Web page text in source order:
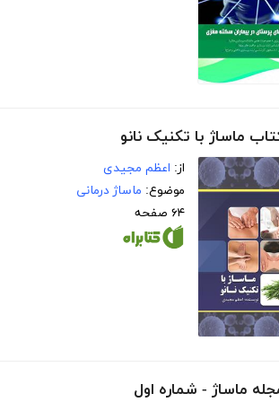
ماساژ با تکنیک نانو
از: اعظم مجیدی
موضوع: ماساژ درمانی
۶۴ صفحه
ماساژ - شماره اول